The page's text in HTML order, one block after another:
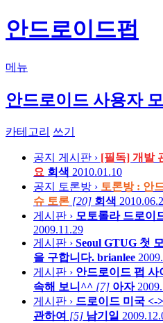
안드로이드펍
메뉴
안드로이드 사용자
카테고리 쓰기
공지 게시판 › [필독] 개발
요 회색 2010.01.10
공지
토론방 › 토론방 : 안
슈 토론 [20] 회색
게시판 › 모토롤라 드로이
2009.11.29
게시판 › Seoul GTUG 첫
을 구합니다. brianlee
게시판 › 안드로이드 펍 사
속해 보니^^ [7] 아자
게시판 › 드로이드 미국 <-
관하여 [5] 남기일